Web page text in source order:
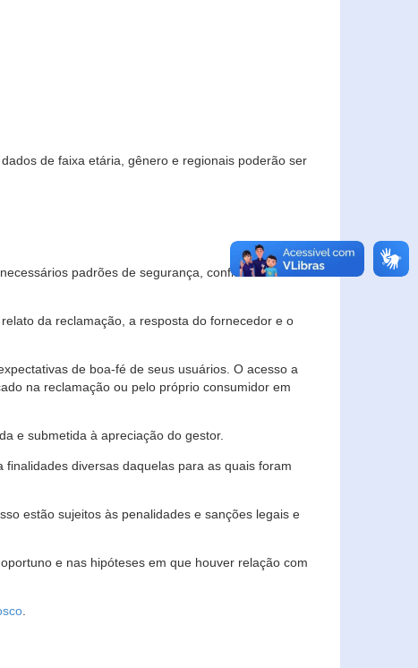
de faixa etária, gênero e regionais poderão ser
padrões de segurança, confidencialidade
da reclamação, a resposta do fornecedor e o
de boa-fé de seus usuários. O acesso a
na reclamação ou pelo próprio consumidor em
e submetida à apreciação do gestor.
diversas daquelas para as quais foram
estão sujeitos às penalidades e sanções legais e
e nas hipóteses em que houver relação com